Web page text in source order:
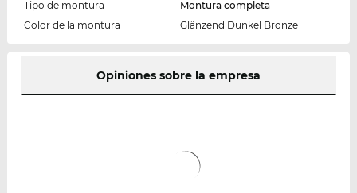
Tipo de montura
Montura completa
Color de la montura
Glänzend Dunkel Bronze
Opiniones sobre la empresa